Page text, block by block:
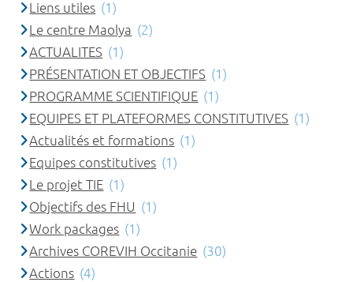
Liens utiles (1)
Le centre Maolya (2)
ACTUALITES (1)
PRÉSENTATION ET OBJECTIFS (1)
PROGRAMME SCIENTIFIQUE (1)
EQUIPES ET PLATEFORMES CONSTITUTIVES (1)
Actualités et formations (1)
Equipes constitutives (1)
Le projet TIE (1)
Objectifs des FHU (1)
Work packages (1)
Archives COREVIH Occitanie (30)
Actions (4)